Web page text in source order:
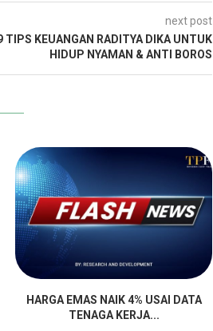
next post
TIPS KEUANGAN RADITYA DIKA UNTUK
HIDUP NYAMAN & ANTI BOROS
HARGA EMAS NAIK 4% USAI DATA
TENAGA KERJA...